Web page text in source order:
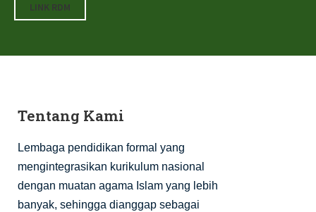
LINK RDM
Tentang Kami
Lembaga pendidikan formal yang
mengintegrasikan kurikulum nasional
dengan muatan agama Islam yang lebih
banyak, sehingga dianggap sebagai